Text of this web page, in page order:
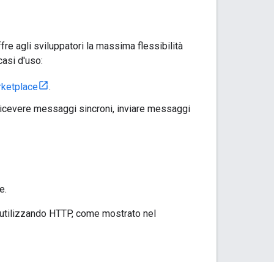
agli sviluppatori la massima flessibilità
d'uso:
.
messaggi sincroni, inviare messaggi
HTTP, come mostrato nel